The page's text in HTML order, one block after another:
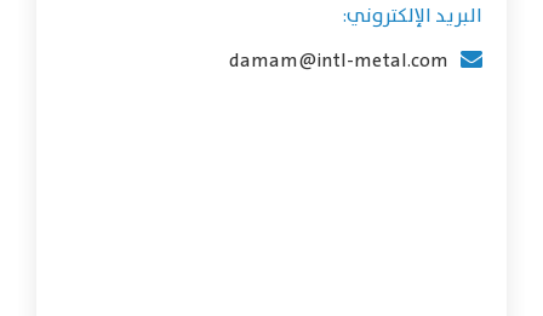
البريد الإلكتروني:
damam@intl-metal.com